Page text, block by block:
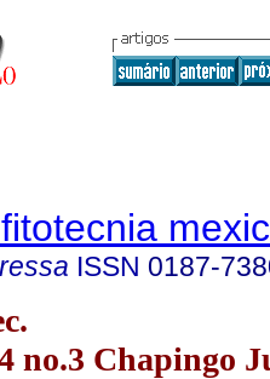
ISSN 0187-
no.3 Chapingo